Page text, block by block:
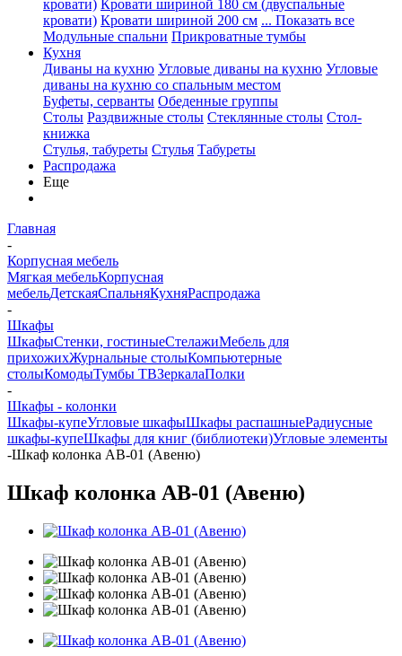
кровати) Кровати шириной 180 см (двуспальные
кровати) Кровати шириной 200 см ... Показать все
Модульные спальни Прикроватные тумбы
Кухня
Диваны на кухню Угловые диваны на кухню Угловые
диваны на кухню со спальным местом
Буфеты, серванты Обеденные группы
Столы Раздвижные столы Стеклянные столы Стол-
книжка
Стулья, табуреты Стулья Табуреты
Распродажа
Еще
Главная
-
Корпусная мебель
Мягкая мебельКорпусная
мебельДетскаяСпальняКухняРаспродажа
-
Шкафы
ШкафыСтенки, гостиныеСтелажиМебель для
прихожихЖурнальные столыКомпьютерные
столыКомодыТумбы ТВЗеркалаПолки
-
Шкафы - колонки
Шкафы-купеУгловые шкафыШкафы распашныеРадиусные
шкафы-купеШкафы для книг (библиотеки)Угловые элементы
-Шкаф колонка АВ-01 (Авеню)
Шкаф колонка АВ-01 (Авеню)